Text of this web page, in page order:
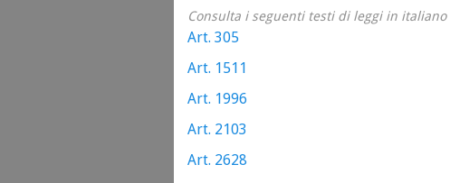
Consulta i seguenti testi di leggi in
Art. 305
Art. 1511
Art. 1996
Art. 2103
Art. 2628